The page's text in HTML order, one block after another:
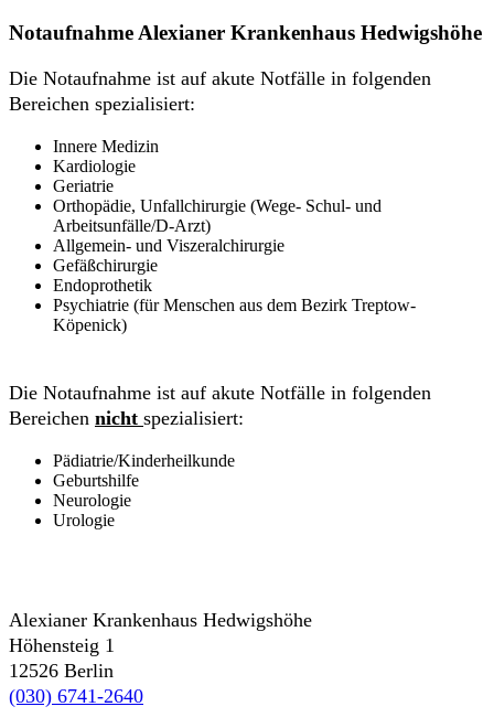
Notaufnahme Alexianer Krankenhaus Hedwigshöhe
Die Notaufnahme ist auf akute Notfälle in folgenden
Bereichen spezialisiert:
Innere Medizin
Kardiologie
Geriatrie
Orthopädie, Unfallchirurgie (Wege- Schul- und
Arbeitsunfälle/D-Arzt)
Allgemein- und Viszeralchirurgie
Gefäßchirurgie
Endoprothetik
Psychiatrie (für Menschen aus dem Bezirk Treptow-
Köpenick)
Die Notaufnahme ist auf akute Notfälle in folgenden
Bereichen nicht spezialisiert:
Pädiatrie/Kinderheilkunde
Geburtshilfe
Neurologie
Urologie
Alexianer Krankenhaus Hedwigshöhe
Höhensteig 1
12526 Berlin
(030) 6741-2640